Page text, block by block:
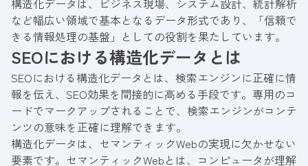
構造化データは、ビジネス現場、システム設計、統計解析
など幅広い領域で基本となるデータ形式であり、「信頼で
きる情報処理の基盤」としての役割を果たしています。
SEOにおける構造化データとは
SEOにおける構造化データとは、検索エンジンに正確に情
報を伝え、SEO効果を間接的に高める手段です。専用のコ
ードでマークアップされることで、検索エンジンがコンテ
ンツの意味を正確に理解できます。
構造化データは、セマンティックWebの実現に欠かせない
要素です。セマンティックWebとは、コンピュータが理解